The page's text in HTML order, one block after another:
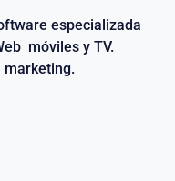
especializada
móviles y TV.
marketing.